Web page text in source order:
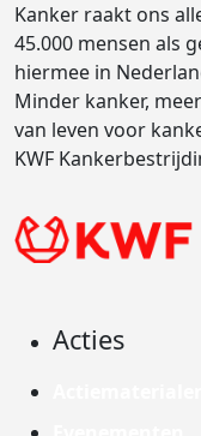
Kanker raakt ons
45.000 mensen als
hiermee in
Minder kanker,
van leven voor
KWF
Acties